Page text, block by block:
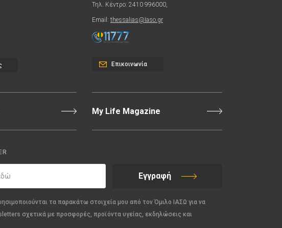
Τηλ. Κέντρο: 2410 996000,
Email: thessalias@Iaso.gr
Επικοινωνία
My Life Magazine
Εγγραφή
τα παρακάτω στοιχεία μου από τον Όμιλο ΙΑΣΩ για να
σχετικά με προσφορές, προϊόντα υγείας, εκδηλώσεις και